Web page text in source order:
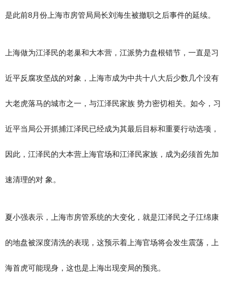
是此前8月份上海市房管局局长刘海生被撤职之后事件的延续。
上海做为江泽民的老巢和大本营，江派势力盘根错节，一直是习
近平反腐攻坚战的对象，上海市成为中共十八大后少数几个没有
大老虎落马的城市之一，与江泽民家族 势力密切相关。如今，习
近平当局公开抓捕江泽民已经成为其最后目标和重要行动选项，
因此，江泽民的大本营上海官场和江泽民家族，成为必须首先加
速清理的对 象。
夏小强表示，上海市房管系统的大变化，就是江泽民之子江绵康
的地盘被深度清洗的表现，这预示着上海官场将会发生震荡，上
海首虎可能现身，这也是上海出现变局的预兆。